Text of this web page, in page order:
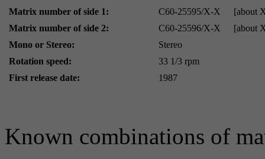
Matrix number of side 1: С60-25595/X-X
[about
Matrix number of side 2:
С60-25596/X-X
[about
Mono or Stereo:
Stereo
Rotation speed:
33 1/3 rpm
First release date:
1987
Known combinations of